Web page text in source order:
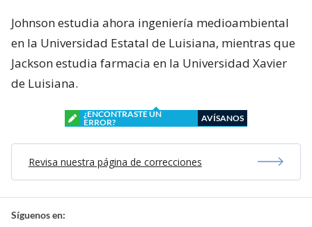
Johnson estudia ahora ingeniería medioambiental
en la Universidad Estatal de Luisiana, mientras que
Jackson estudia farmacia en la Universidad Xavier
de Luisiana.
¿ENCONTRASTE UN
ERROR?
AVÍSANOS
Revisa nuestra página de correcciones
Síguenos en: